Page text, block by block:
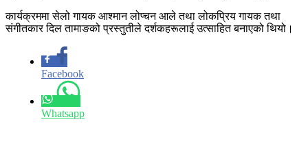
कार्यक्रममा सेलो गायक आश्मान लोप्चन आले तथा लोकप्रिय गायक तथा
संगीतकार दिल तामाङको प्रस्तुतीले दर्शकहरूलाई उत्साहित बनाएको थियो।
Facebook
Whatsapp